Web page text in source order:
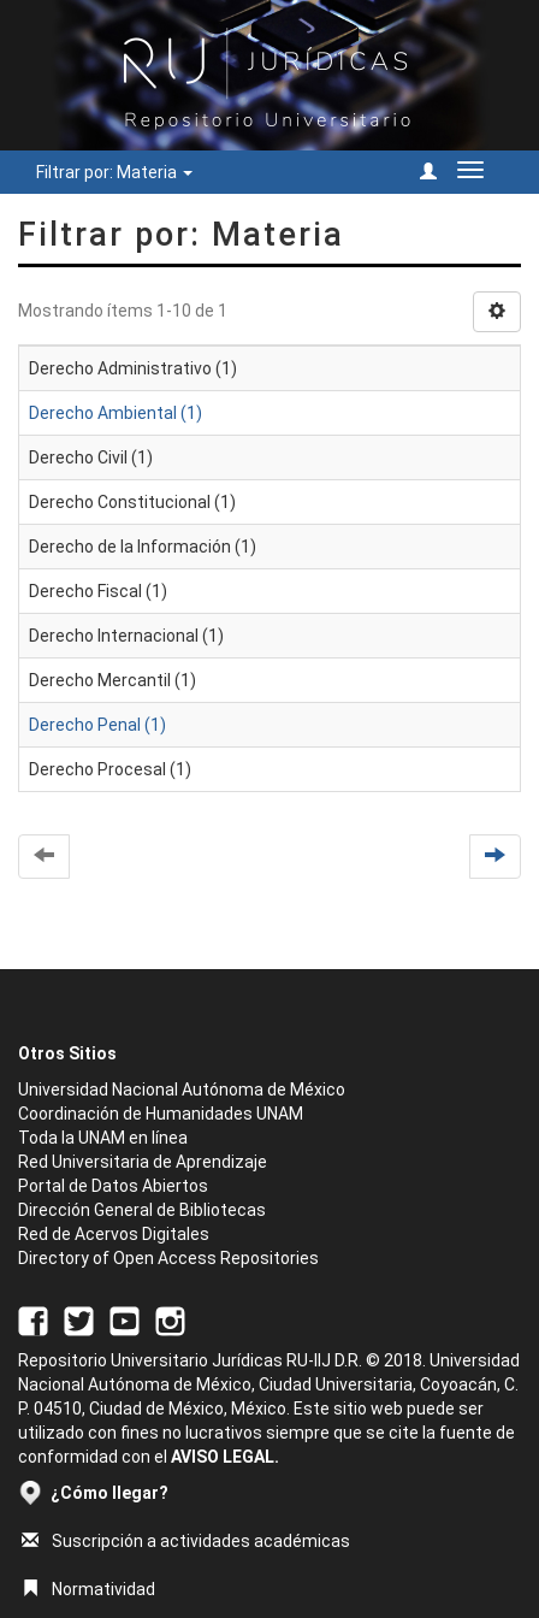
Filtrar por: Materia
Cambiar
Filtrar por: Materia
Mostrando ítems 1-10 de 1
Derecho Administrativo (1)
Derecho Ambiental (1)
Derecho Civil (1)
Derecho Constitucional (1)
Derecho de la Información (1)
Derecho Fiscal (1)
Derecho Internacional (1)
Derecho Mercantil (1)
Derecho Penal (1)
Derecho Procesal (1)
Otros Sitios
Universidad Nacional Autónoma de México
Coordinación de Humanidades UNAM
Toda la UNAM en línea
Red Universitaria de Aprendizaje
Portal de Datos Abiertos
Dirección General de Bibliotecas
Red de Acervos Digitales
Directory of Open Access Repositories
Repositorio Universitario Jurídicas RU-IIJ D.R. © 2018. Universidad
Nacional Autónoma de México, Ciudad Universitaria, Coyoacán, C.
P. 04510, Ciudad de México, México. Este sitio web puede ser
utilizado con fines no lucrativos siempre que se cite la fuente de
conformidad con el AVISO LEGAL.
¿Cómo llegar?
Suscripción a actividades académicas
Normatividad